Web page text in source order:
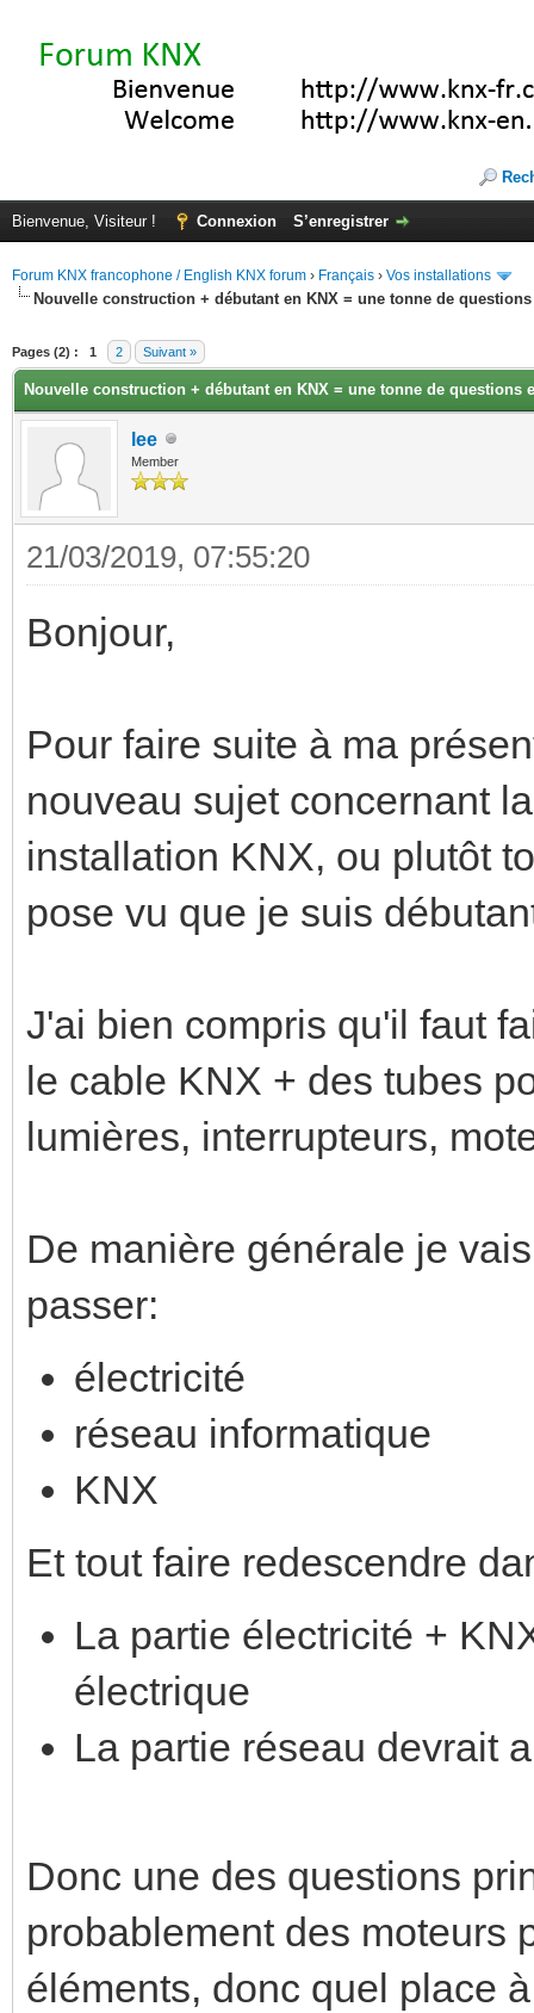
Bienvenue, Visiteur ! Connexion S’enregistrer
Forum KNX francophone / English KNX forum › Français › Vos installations
Nouvelle construction + débutant en KNX = une tonne de
Pages (2) : 1 2 Suivant »
Nouvelle construction + débutant en KNX = une tonne de questions
lee
Member
21/03/2019, 07:55:20
Bonjour,
Pour faire suite à ma
nouveau sujet concernant
installation KNX, ou plutôt
pose vu que je suis
J'ai bien compris qu'il faut
le cable KNX + des tubes
lumières, interrupteurs,
De manière générale je
passer:
électricité
réseau informatique
KNX
Et tout faire redescendre
La partie électricité +
électrique
La partie réseau devrait
Donc une des questions
probablement des moteurs
éléments, donc quel place